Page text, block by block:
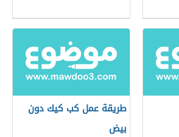
طريقة عمل كب كيك دون
بيض